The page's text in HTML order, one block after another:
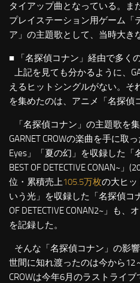
タイアップ曲となっている。ま
プレイステーション用ゲーム「
ア」の主題歌として、当時大き
■ 「名探偵コナン」経由で多く
上記を見ても分かるように、
えるヒットシングルがない。そ
を集めたのは、アニメ「名探偵
「名探偵コナン」の主題歌を
GARNET CROWの楽曲を手に取
Eyes」「夏の幻」を収録した「
BEST OF DETECTIVE CONAN~
位・累積売上105.5万枚の大ヒッ
いう光」を収録した「名探偵コ
OF DETECTIVE CONAN2~」も
を記録した。
そんな「名探偵コナン」の影響
世間に知れ渡ったのは今から12
CROWは今年6月のラストライ